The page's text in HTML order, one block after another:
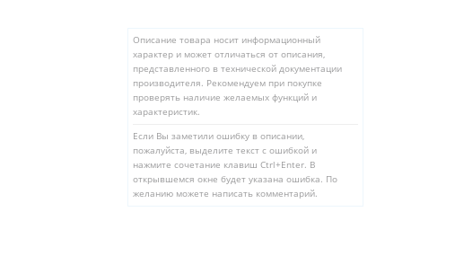
Описание товара носит информационный
характер и может отличаться от описания,
представленного в технической документации
производителя. Рекомендуем при покупке
проверять наличие желаемых функций и
характеристик.
Если Вы заметили ошибку в описании,
пожалуйста, выделите текст с ошибкой и
нажмите сочетание клавиш Ctrl+Enter. В
открывшемся окне будет указана ошибка. По
желанию можете написать комментарий.